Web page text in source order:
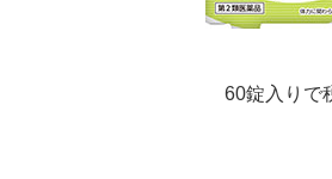
60錠入りで